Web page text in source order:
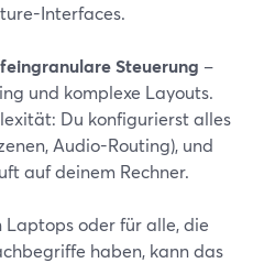
Interfaces.
feingranulare Steuerung –
und komplexe Layouts.
Du konfigurierst alles
Audio-Routing), und
auf deinem Rechner.
oder für alle, die
haben, kann das